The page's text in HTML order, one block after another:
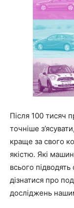
Після 100 тисяч
точніше
краще за свого
якістю. Які
всього
дізнатися про
досліджень